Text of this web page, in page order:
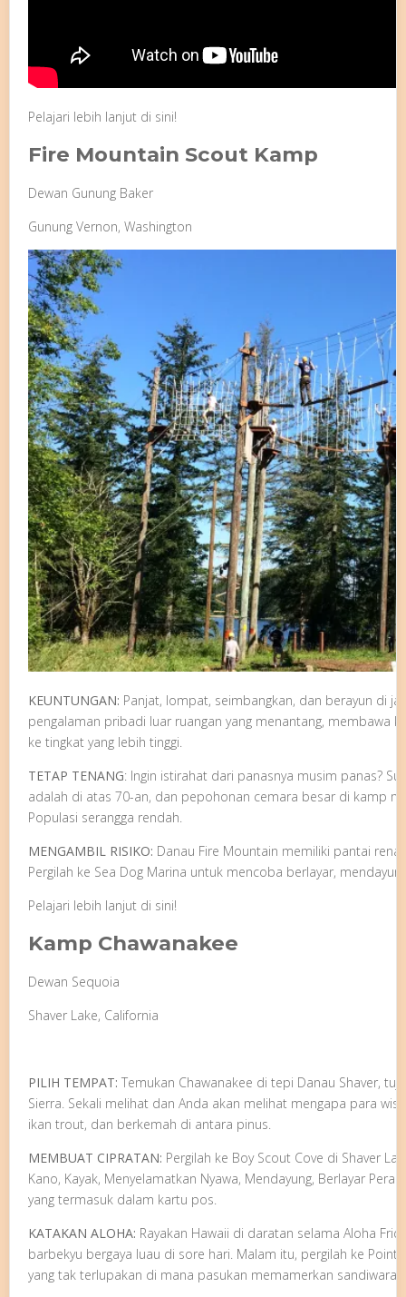
Pelajari lebih lanjut di sini!
Fire Mountain Scout Kamp
Dewan Gunung Baker
Gunung Vernon, Washington
KEUNTUNGAN: Panjat, lompat, seimbangkan, dan berayun di
pengalaman pribadi luar ruangan yang menantang, membawa
ke tingkat yang lebih tinggi.
TETAP TENANG: Ingin istirahat dari panasnya musim panas?
adalah di atas 70-an, dan pepohonan cemara besar di kamp
Populasi serangga rendah.
MENGAMBIL RISIKO: Danau Fire Mountain memiliki pantai
Pergilah ke Sea Dog Marina untuk mencoba berlayar,
Pelajari lebih lanjut di sini!
Kamp Chawanakee
Dewan Sequoia
Shaver Lake, California
PILIH TEMPAT: Temukan Chawanakee di tepi Danau Shaver,
Sierra. Sekali melihat dan Anda akan melihat mengapa para
ikan trout, dan berkemah di antara pinus.
MEMBUAT CIPRATAN: Pergilah ke Boy Scout Cove di Shaver
Kano, Kayak, Menyelamatkan Nyawa, Mendayung, Berlayar
yang termasuk dalam kartu pos.
KATAKAN ALOHA: Rayakan Hawaii di daratan selama Aloha
barbekyu bergaya luau di sore hari. Malam itu, pergilah ke
yang tak terlupakan di mana pasukan memamerkan sandiwara